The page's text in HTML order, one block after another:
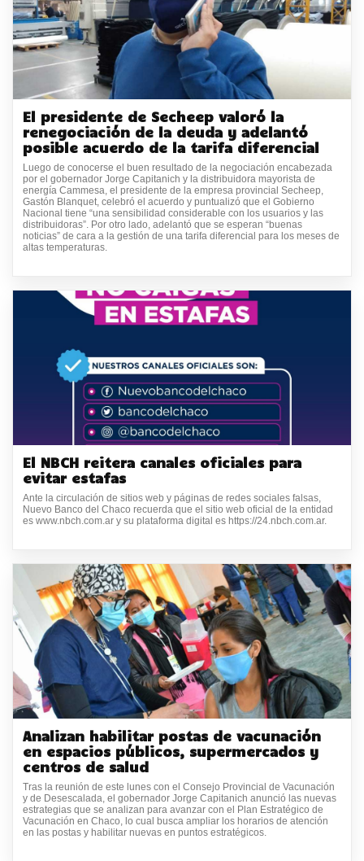
El presidente de Secheep valoró la
renegociación de la deuda y adelantó
posible acuerdo de la tarifa diferencial
Luego de conocerse el buen resultado de la negociación encabezada
por el gobernador Jorge Capitanich y la distribuidora mayorista de
energía Cammesa, el presidente de la empresa provincial Secheep,
Gastón Blanquet, celebró el acuerdo y puntualizó que el Gobierno
Nacional tiene “una sensibilidad considerable con los usuarios y las
distribuidoras”. Por otro lado, adelantó que se esperan “buenas
noticias” de cara a la gestión de una tarifa diferencial para los meses de
altas temperaturas.
El NBCH reitera canales oficiales para
evitar estafas
Ante la circulación de sitios web y páginas de redes sociales falsas,
Nuevo Banco del Chaco recuerda que el sitio web oficial de la entidad
es www.nbch.com.ar y su plataforma digital es https://24.nbch.com.ar.
Analizan habilitar postas de vacunación
en espacios públicos, supermercados y
centros de salud
Tras la reunión de este lunes con el Consejo Provincial de Vacunación
y de Desescalada, el gobernador Jorge Capitanich anunció las nuevas
estrategias que se analizan para avanzar con el Plan Estratégico de
Vacunación en Chaco, lo cual busca ampliar los horarios de atención
en las postas y habilitar nuevas en puntos estratégicos.